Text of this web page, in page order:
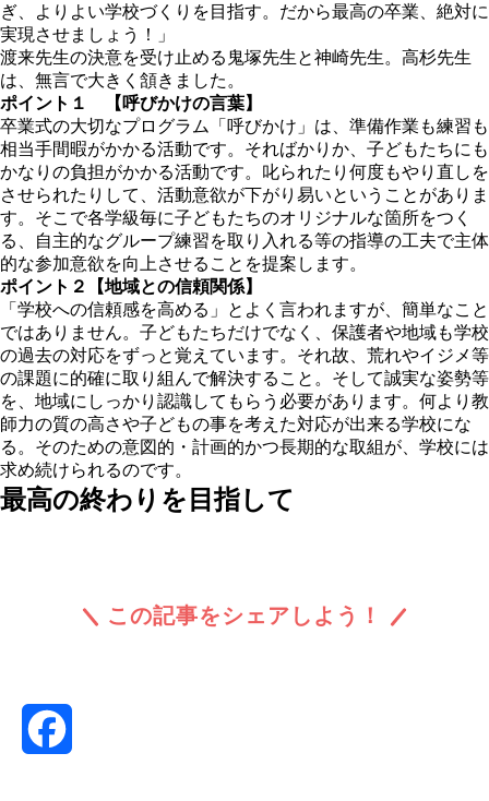
ぎ、よりよい学校づくりを目指す。だから最高の卒業、絶対に
実現させましょう！」
渡来先生の決意を受け止める鬼塚先生と神崎先生。高杉先生
は、無言で大きく頷きました。
ポイント１ 【呼びかけの言葉】
卒業式の大切なプログラム「呼びかけ」は、準備作業も練習も
相当手間暇がかかる活動です。そればかりか、子どもたちにも
かなりの負担がかかる活動です。叱られたり何度もやり直しを
させられたりして、活動意欲が下がり易いということがありま
す。そこで各学級毎に子どもたちのオリジナルな箇所をつく
る、自主的なグループ練習を取り入れる等の指導の工夫で主体
的な参加意欲を向上させることを提案します。
ポイント２【地域との信頼関係】
「学校への信頼感を高める」とよく言われますが、簡単なこと
ではありません。子どもたちだけでなく、保護者や地域も学校
の過去の対応をずっと覚えています。それ故、荒れやイジメ等
の課題に的確に取り組んで解決すること。そして誠実な姿勢等
を、地域にしっかり認識してもらう必要があります。何より教
師力の質の高さや子どもの事を考えた対応が出来る学校にな
る。そのための意図的・計画的かつ長期的な取組が、学校には
求め続けられるのです。
最高の終わりを目指して
この記事をシェアしよう！